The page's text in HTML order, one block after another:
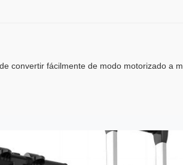
convertir fácilmente de modo motorizado a